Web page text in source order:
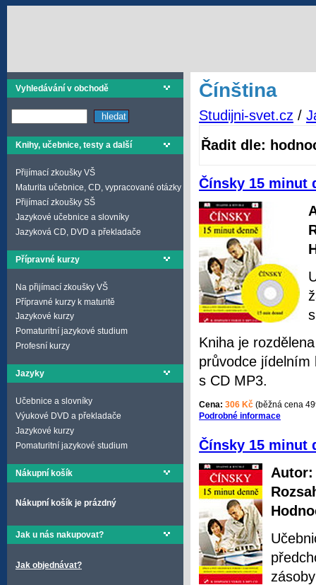
Vyhledávání v obchodě
Knihy, učebnice, testy a další
Přijímací zkoušky VŠ
Maturita učebnice, CD, vypracované otázky
Přijímací zkoušky SŠ
Jazykové učebnice a slovníky
Jazyková CD, DVD a překladače
Přípravné kurzy
Na přijímací zkoušky VŠ
Přípravné kurzy k maturitě
Jazykové kurzy
Pomaturitní jazykové studium
Profesní kurzy
Jazyky
Učebnice a slovníky
Výukové DVD a překladače
Jazykové kurzy
Pomaturitní jazykové studium
Nákupní košík
Nákupní košík je prázdný
Jak u nás nakupovat?
Jak objednávat?
Čínština
Studijni-svet.cz /
Řadit dle:
Čínsky 15 minut
Kniha je
průvodce jídelním
s CD MP3.
Cena: 306 Kč (běžná cena
Podrobné informace
Čínsky 15 minut
Autor: